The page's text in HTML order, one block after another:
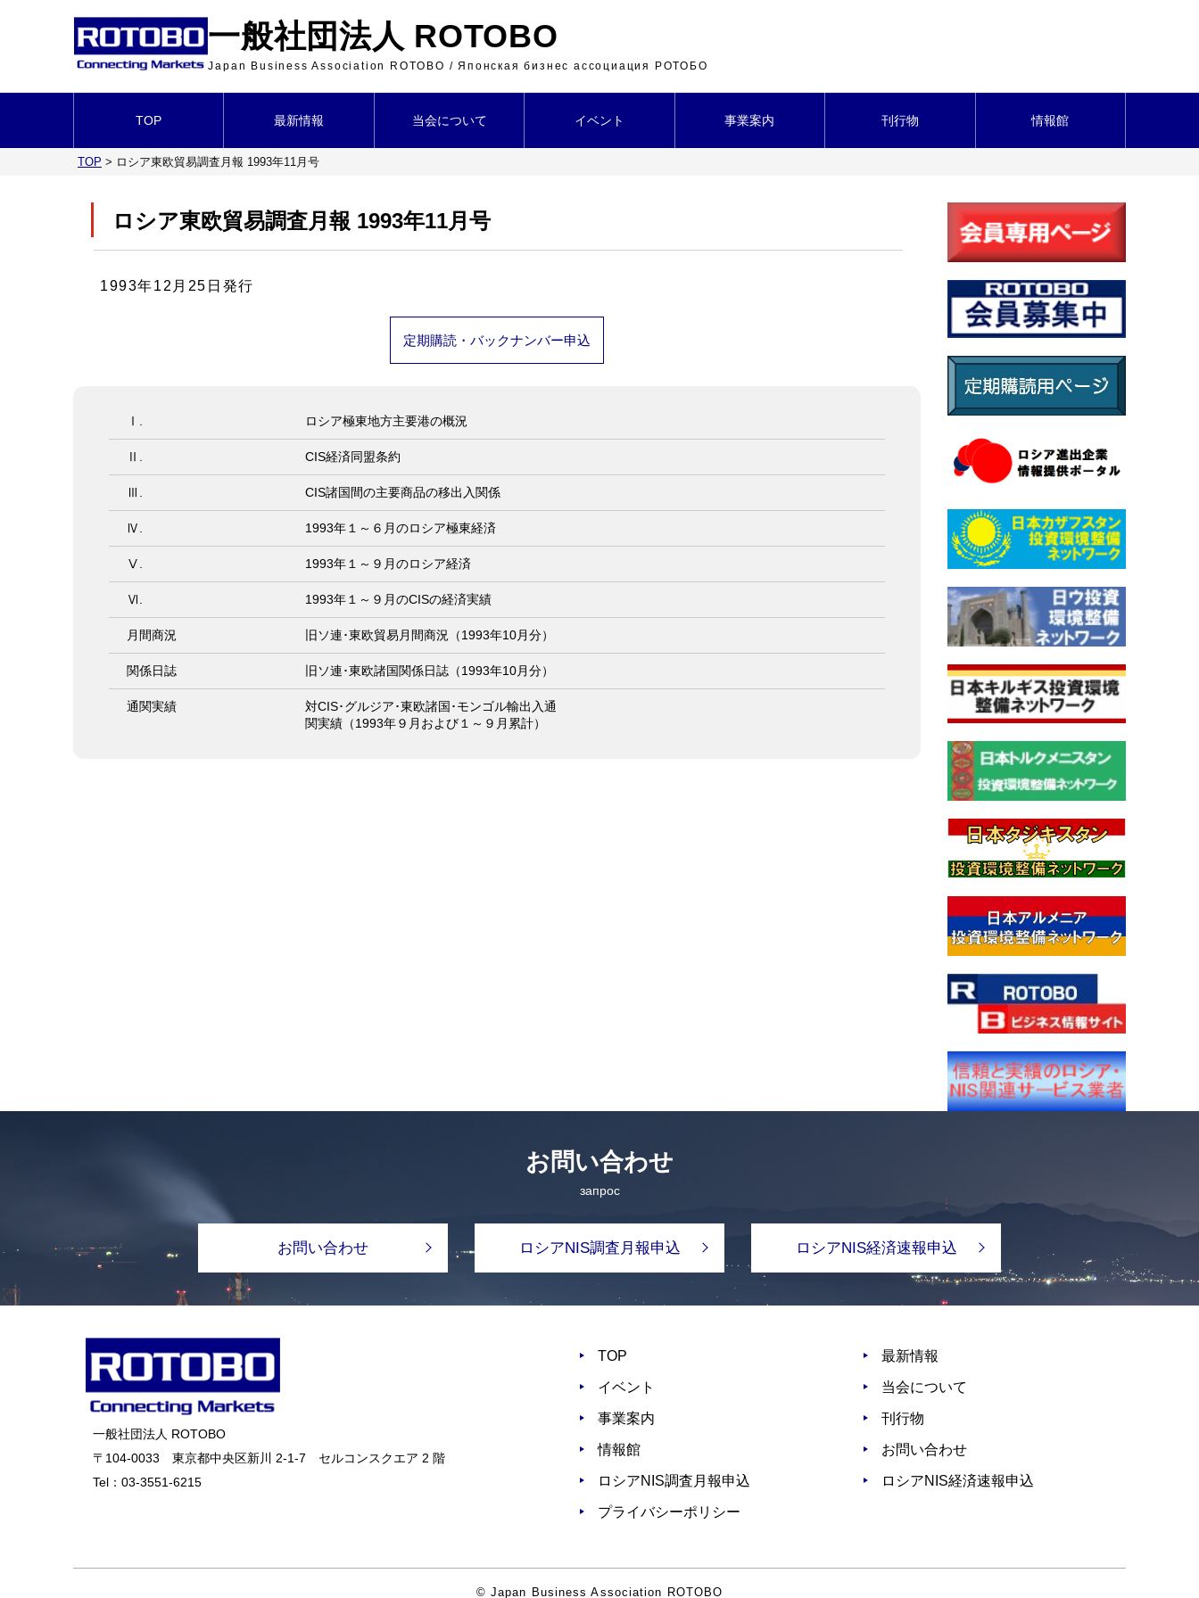
一般社団法人 ROTOBO
Japan Business Association ROTOBO / Японская бизнес ассоциация РОТОБО
TOP 最新情報 当会について イベント 事業案内 刊行物 情報館
TOP > ロシア東欧貿易調査月報 1993年11月号
ロシア東欧貿易調査月報 1993年11月号
1993年12月25日発行
定期購読・バックナンバー申込
Ⅰ. ロシア極東地方主要港の概況
Ⅱ. CIS経済同盟条約
Ⅲ. CIS諸国間の主要商品の移出入関係
Ⅳ. 1993年１～６月のロシア極東経済
Ⅴ. 1993年１～９月のロシア経済
Ⅵ. 1993年１～９月のCISの経済実績
月間商況 旧ソ連･東欧貿易月間商況（1993年10月分）
関係日誌 旧ソ連･東欧諸国関係日誌（1993年10月分）
通関実績
対CIS･グルジア･東欧諸国･モンゴル輸出入通
関実績（1993年９月および１～９月累計）
お問い合わせ
запрос
お問い合わせ ロシアNIS調査月報申込 ロシアNIS経済速報申込
一般社団法人 ROTOBO
〒104-0033 東京都中央区新川 2-1-7 セルコンスクエア 2 階
Tel： 03-3551-6215
TOP 最新情報
イベント 当会について
事業案内 刊行物
情報館 お問い合わせ
ロシアNIS調査月報申込 ロシアNIS経済速報申込
プライバシーポリシー
© Japan Business Association ROTOBO